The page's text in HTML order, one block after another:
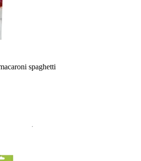
spaghetti